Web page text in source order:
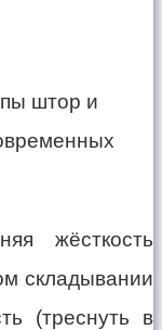
жёсткость
складывании
(треснуть в